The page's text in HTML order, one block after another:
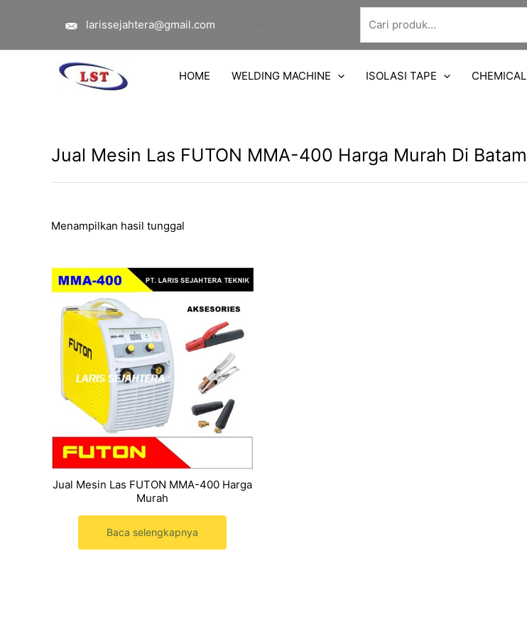
larissejahtera@gmail.com
Pencarian
untuk:
HOME WELDING MACHINE ISOLASI TAPE CHEMICAL
Jual Mesin Las FUTON MMA-400 Harga Murah Di Batam
Menampilkan hasil tunggal
Jual Mesin Las FUTON MMA-400 Harga
Murah
Baca selengkapnya